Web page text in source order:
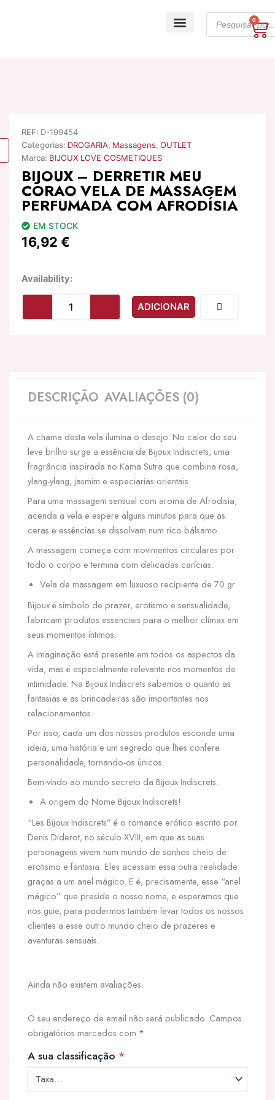
search
0
REF: D-199454
Categorias: DROGARIA, Massagens, OUTLET
Marca: BIJOUX LOVE COSMETIQUES
BIJOUX – DERRETIR MEU
CORAO VELA DE MASSAGEM
PERFUMADA COM AFRODÍSIA
EM STOCK
16,92 €
Availability:Quantidade
BIJOUX
MASSAGEM
PERFUMADA
ADICIONAR
DESCRIÇÃO AVALIAÇÕES (0)
A chama desta vela ilumina o desejo. No calor do seu
leve brilho surge a essência de Bijoux Indiscrets, uma
fragrância inspirada no Kama Sutra que combina rosa,
ylang-ylang, jasmim e especiarias orientais.
Para uma massagem sensual com aroma de Afrodisia,
acenda a vela e espere alguns minutos para que as
ceras e essências se dissolvam num rico bálsamo.
A massagem começa com movimentos circulares por
todo o corpo e termina com delicadas carícias.
Vela de massagem em luxuoso recipiente de 70 gr.
Bijoux é símbolo de prazer, erotismo e sensualidade,
fabricam produtos essenciais para o melhor clímax em
seus momentos íntimos.
A imaginação está presente em todos os aspectos da
vida, mas é especialmente relevante nos momentos de
intimidade. Na Bijoux Indiscrets sabemos o quanto as
fantasias e as brincadeiras são importantes nos
relacionamentos.
Por isso, cada um dos nossos produtos esconde uma
ideia, uma história e um segredo que lhes confere
personalidade, tornando-os únicos.
Bem-vindo ao mundo secreto da Bijoux Indiscrets.
A origem do Nome Bijoux Indiscrets!
“Les Bijoux Indiscrets” é o romance erótico escrito por
Denis Diderot, no século XVIII, em que as suas
personagens vivem num mundo de sonhos cheio de
erotismo e fantasia. Eles acessam essa outra realidade
graças a um anel mágico. E é, precisamente, esse “anel
mágico” que preside o nosso nome, e esperamos que
nos guie, para podermos também levar todos os nossos
clientes a esse outro mundo cheio de prazeres e
aventuras sensuais.
Ainda não existem avaliações.
O seu endereço de email não será publicado. Campos
obrigatórios marcados com *
A sua classificação *